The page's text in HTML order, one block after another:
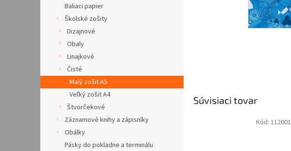
Baliaci papier
Školské zošity
Dizajnové
Obaly
Linajkové
Čisté
Malý zošit A5
Veľký zošit A4
Štvorčekové
Záznamové knihy a zápisníky
Obálky
Pásky do pokladne a terminálu
Súvisiaci tovar
Kód: 112001